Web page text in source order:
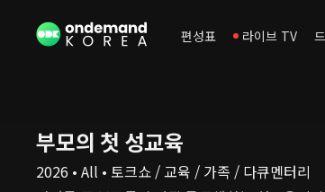
편성표 라이브 TV
부모의 첫 성교육
2026 • All • 토크쇼 / 교육 / 가족 / 다큐멘터리